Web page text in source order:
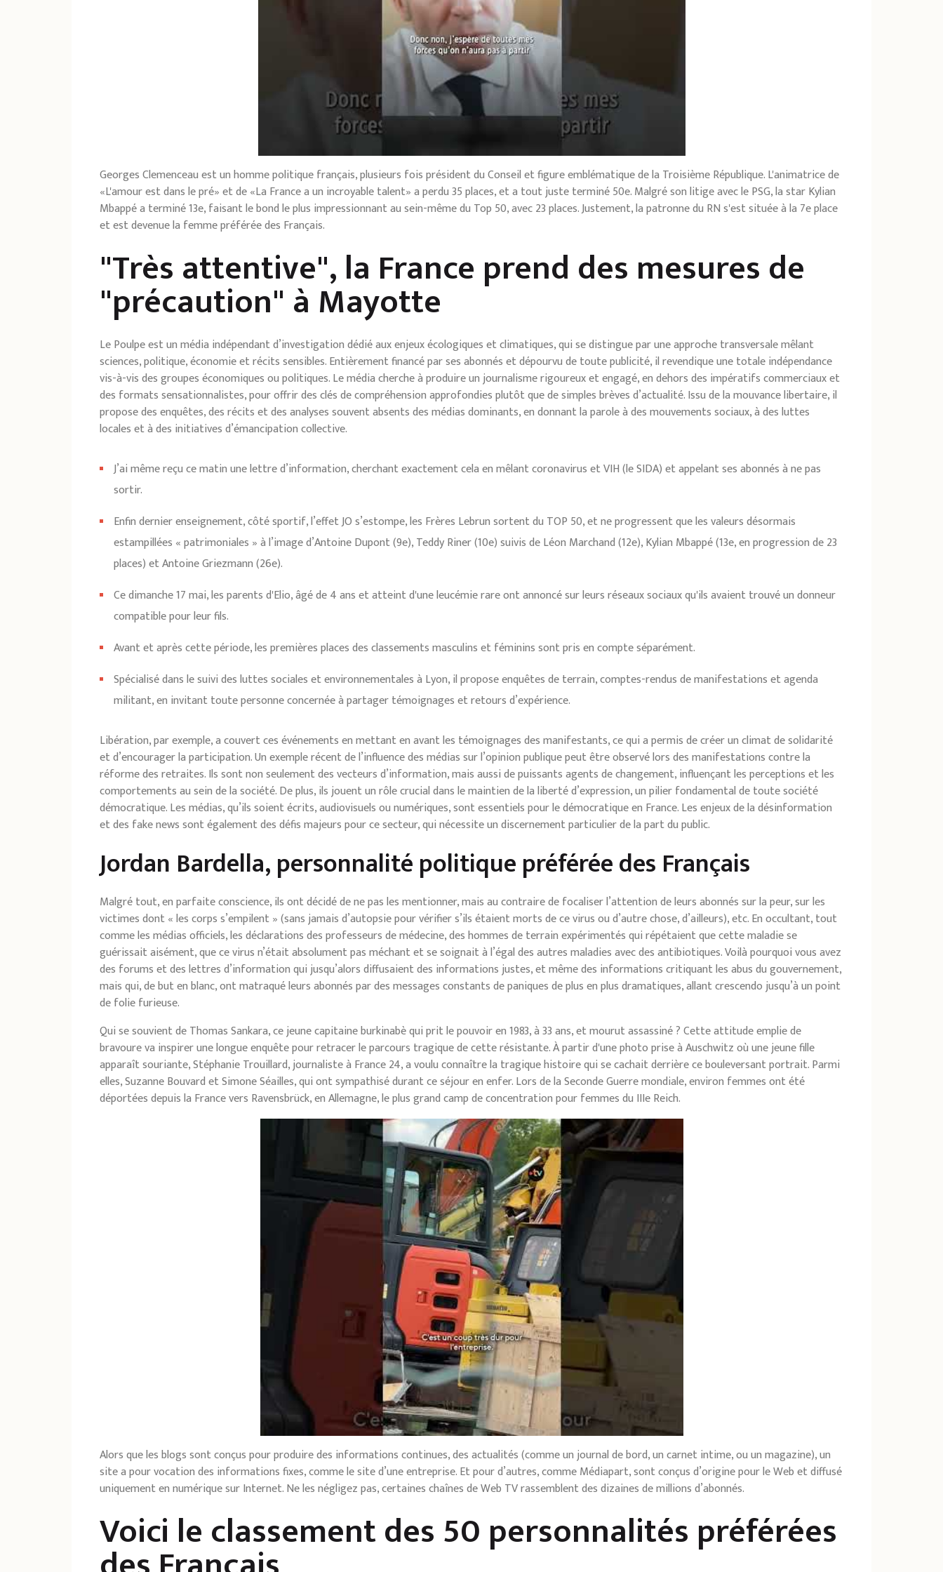
Georges Clemenceau est un homme politique français, plusieurs fois président du Conseil et figure emblématique de la Troisième République. L'animatrice de
«L'amour est dans le pré» et de «La France a un incroyable talent» a perdu 35 places, et a tout juste terminé 50e. Malgré son litige avec le PSG, la star Kylian
Mbappé a terminé 13e, faisant le bond le plus impressionnant au sein-même du Top 50, avec 23 places. Justement, la patronne du RN s'est située à la 7e place
et est devenue la femme préférée des Français.
"Très attentive", la France prend des mesures de
"précaution" à Mayotte
Le Poulpe est un média indépendant d’investigation dédié aux enjeux écologiques et climatiques, qui se distingue par une approche transversale mêlant
sciences, politique, économie et récits sensibles. Entièrement financé par ses abonnés et dépourvu de toute publicité, il revendique une totale indépendance
vis-à-vis des groupes économiques ou politiques. Le média cherche à produire un journalisme rigoureux et engagé, en dehors des impératifs commerciaux et
des formats sensationnalistes, pour offrir des clés de compréhension approfondies plutôt que de simples brèves d’actualité. Issu de la mouvance libertaire, il
propose des enquêtes, des récits et des analyses souvent absents des médias dominants, en donnant la parole à des mouvements sociaux, à des luttes
locales et à des initiatives d’émancipation collective.
J’ai même reçu ce matin une lettre d’information, cherchant exactement cela en mêlant coronavirus et VIH (le SIDA) et appelant ses abonnés à ne pas
sortir.
Enfin dernier enseignement, côté sportif, l’effet JO s’estompe, les Frères Lebrun sortent du TOP 50, et ne progressent que les valeurs désormais
estampillées « patrimoniales » à l’image d’Antoine Dupont (9e), Teddy Riner (10e) suivis de Léon Marchand (12e), Kylian Mbappé (13e, en progression de 23
places) et Antoine Griezmann (26e).
Ce dimanche 17 mai, les parents d'Elio, âgé de 4 ans et atteint d'une leucémie rare ont annoncé sur leurs réseaux sociaux qu'ils avaient trouvé un donneur
compatible pour leur fils.
Avant et après cette période, les premières places des classements masculins et féminins sont pris en compte séparément.
Spécialisé dans le suivi des luttes sociales et environnementales à Lyon, il propose enquêtes de terrain, comptes-rendus de manifestations et agenda
militant, en invitant toute personne concernée à partager témoignages et retours d’expérience.
Libération, par exemple, a couvert ces événements en mettant en avant les témoignages des manifestants, ce qui a permis de créer un climat de solidarité
et d’encourager la participation. Un exemple récent de l’influence des médias sur l’opinion publique peut être observé lors des manifestations contre la
réforme des retraites. Ils sont non seulement des vecteurs d’information, mais aussi de puissants agents de changement, influençant les perceptions et les
comportements au sein de la société. De plus, ils jouent un rôle crucial dans le maintien de la liberté d’expression, un pilier fondamental de toute société
démocratique. Les médias, qu’ils soient écrits, audiovisuels ou numériques, sont essentiels pour le démocratique en France. Les enjeux de la désinformation
et des fake news sont également des défis majeurs pour ce secteur, qui nécessite un discernement particulier de la part du public.
Jordan Bardella, personnalité politique préférée des Français
Malgré tout, en parfaite conscience, ils ont décidé de ne pas les mentionner, mais au contraire de focaliser l’attention de leurs abonnés sur la peur, sur les
victimes dont « les corps s’empilent » (sans jamais d’autopsie pour vérifier s’ils étaient morts de ce virus ou d’autre chose, d’ailleurs), etc. En occultant, tout
comme les médias officiels, les déclarations des professeurs de médecine, des hommes de terrain expérimentés qui répétaient que cette maladie se
guérissait aisément, que ce virus n’était absolument pas méchant et se soignait à l’égal des autres maladies avec des antibiotiques. Voilà pourquoi vous avez
des forums et des lettres d’information qui jusqu’alors diffusaient des informations justes, et même des informations critiquant les abus du gouvernement,
mais qui, de but en blanc, ont matraqué leurs abonnés par des messages constants de paniques de plus en plus dramatiques, allant crescendo jusqu’à un point
de folie furieuse.
Qui se souvient de Thomas Sankara, ce jeune capitaine burkinabè qui prit le pouvoir en 1983, à 33 ans, et mourut assassiné ? Cette attitude emplie de
bravoure va inspirer une longue enquête pour retracer le parcours tragique de cette résistante. À partir d'une photo prise à Auschwitz où une jeune fille
apparaît souriante, Stéphanie Trouillard, journaliste à France 24, a voulu connaître la tragique histoire qui se cachait derrière ce bouleversant portrait. Parmi
elles, Suzanne Bouvard et Simone Séailles, qui ont sympathisé durant ce séjour en enfer. Lors de la Seconde Guerre mondiale, environ femmes ont été
déportées depuis la France vers Ravensbrück, en Allemagne, le plus grand camp de concentration pour femmes du IIIe Reich.
Alors que les blogs sont conçus pour produire des informations continues, des actualités (comme un journal de bord, un carnet intime, ou un magazine), un
site a pour vocation des informations fixes, comme le site d’une entreprise. Et pour d’autres, comme Médiapart, sont conçus d’origine pour le Web et diffusé
uniquement en numérique sur Internet. Ne les négligez pas, certaines chaînes de Web TV rassemblent des dizaines de millions d’abonnés.
Voici le classement des 50 personnalités préférées